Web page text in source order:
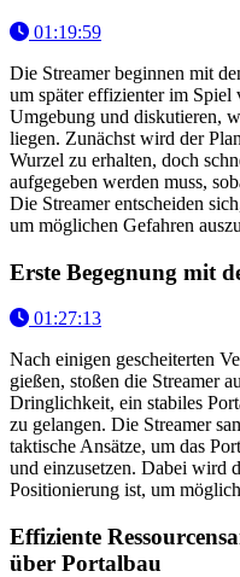
01:19:59
Die Streamer beginnen mit
um später effizienter im Spiel
Umgebung und diskutieren,
liegen. Zunächst wird der
Wurzel zu erhalten, doch
aufgegeben werden muss,
Die Streamer entscheiden
um möglichen Gefahren
Erste Begegnung mit
01:27:13
Nach einigen gescheiterten
gießen, stoßen die Streamer
Dringlichkeit, ein stabiles
zu gelangen. Die Streamer
taktische Ansätze, um das
und einzusetzen. Dabei wird
Positionierung ist, um
Effiziente
über Portalbau